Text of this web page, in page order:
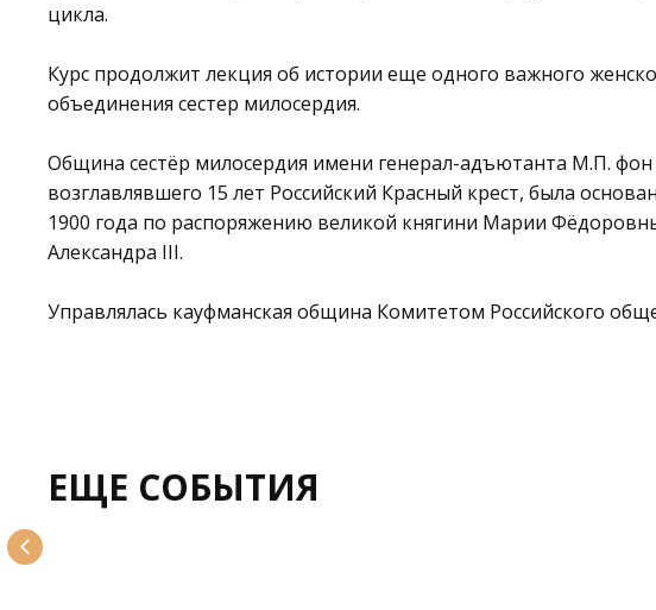
цикла.
Курс продолжит лекция об истории еще одного важного
объединения сестер милосердия.
Община сестёр милосердия имени генерал-адъютанта М.П.
возглавлявшего 15 лет Российский Красный крест, была
1900 года по распоряжению великой княгини Марии
Александра III.
Управлялась кауфманская община Комитетом Российского
ЕЩЕ СОБЫТИЯ